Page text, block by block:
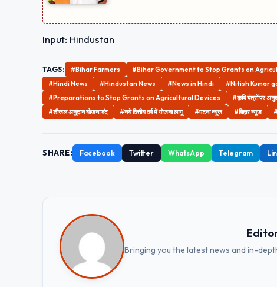
Input: Hindustan
TAGS: #Bihar Farmers #Bihar Government to Stop Grants on
#Hindi News
#Hindustan News #News in Hindi #Nitish Kumar
#Preparations to Stop Grants on Agricultural Devices
#कृषि यंत्रों पर
#डीजल अनुदान योजना बंद
#नये वित्तीय वर्ष में योजना लागू #पटना न्यूज #बिहार न्यूज
SHARE: Facebook Twitter WhatsApp Telegram
Bringing you the latest news and in-